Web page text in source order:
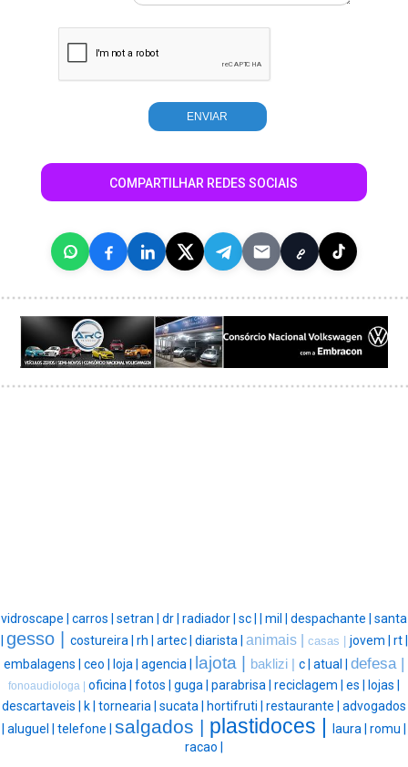
COMPARTILHAR REDES SOCIAIS
vidroscape | carros | setran | dr | radiador | sc | mil | despachante | santa
gesso | costureira | rh | artec | diarista | animais | casas | jovem | rt |
embalagens | ceo | loja | agencia | lajota | baklizi | c | atual | defesa |
fonoaudiologa | oficina | fotos | guga | parabrisa | reciclagem | es |
lojas |
descartaveis |
k | tornearia | sucata | hortifruti | restaurante | advogados
aluguel | telefone | salgados | plastidoces | laura | romu |
racao |